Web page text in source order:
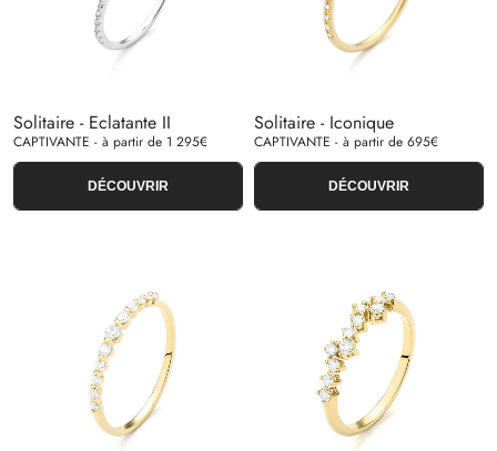
Solitaire - Eclatante II
CAPTIVANTE - à partir de 1 295€
DÉCOUVRIR
Solitaire - Iconique
CAPTIVANTE - à partir de 695€
DÉCOUVRIR